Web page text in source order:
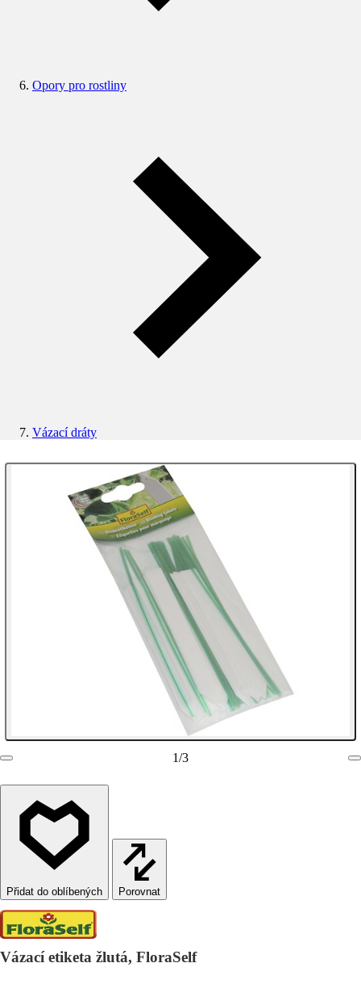
Opory pro rostliny
Vázací dráty
1/3
Porovnat
Vázací etiketa žlutá, FloraSelf